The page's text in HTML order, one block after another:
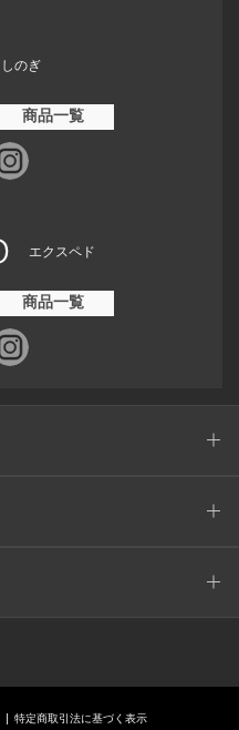
しのぎ
商品一覧
エクスペド
商品一覧
特定商取引法に基づく表示